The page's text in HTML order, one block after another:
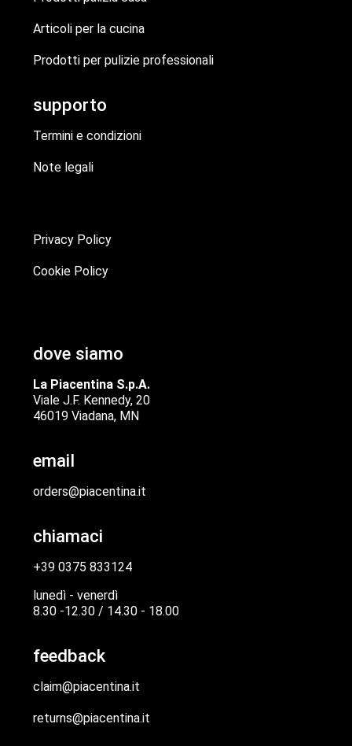
Articoli per la cucina
Prodotti per pulizie professionali
supporto
Termini e condizioni
Note legali
Privacy Policy
Cookie Policy
dove siamo
La Piacentina S.p.A.
Viale J.F. Kennedy, 20
46019 Viadana, MN
email
orders@piacentina.it
chiamaci
+39 0375 833124
lunedì - venerdì
8.30 -12.30 / 14.30 - 18.00
feedback
claim@piacentina.it
returns@piacentina.it